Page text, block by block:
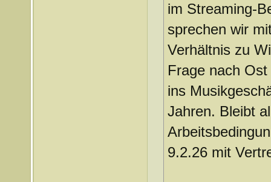
im Streaming-
sprechen wir
Verhältnis zu
Frage nach
ins
Jahren. Bleibt
9.2.26 mit